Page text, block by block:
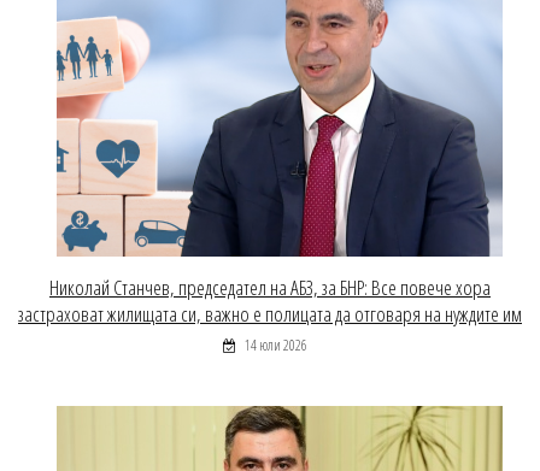
Николай Станчев, председател на АБЗ, за БНР: Все повече хора
застраховат жилищата си, важно е полицата да отговаря на нуждите им
14 юли 2026